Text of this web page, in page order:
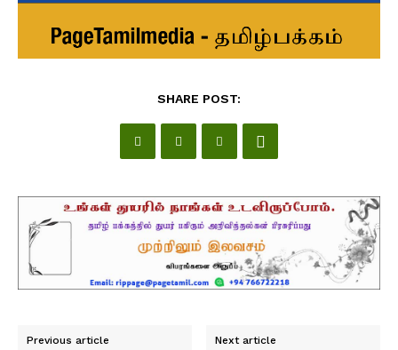
SHARE POST:
Previous article Next article